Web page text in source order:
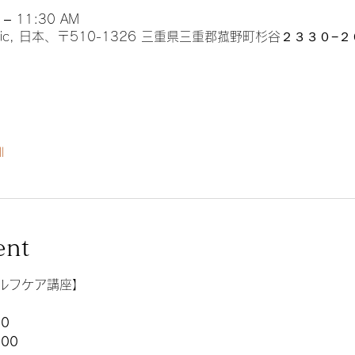
11:30 AM
日本、〒510-1326 三重県三重郡菰野町杉谷２３３０−２
フケア講座】